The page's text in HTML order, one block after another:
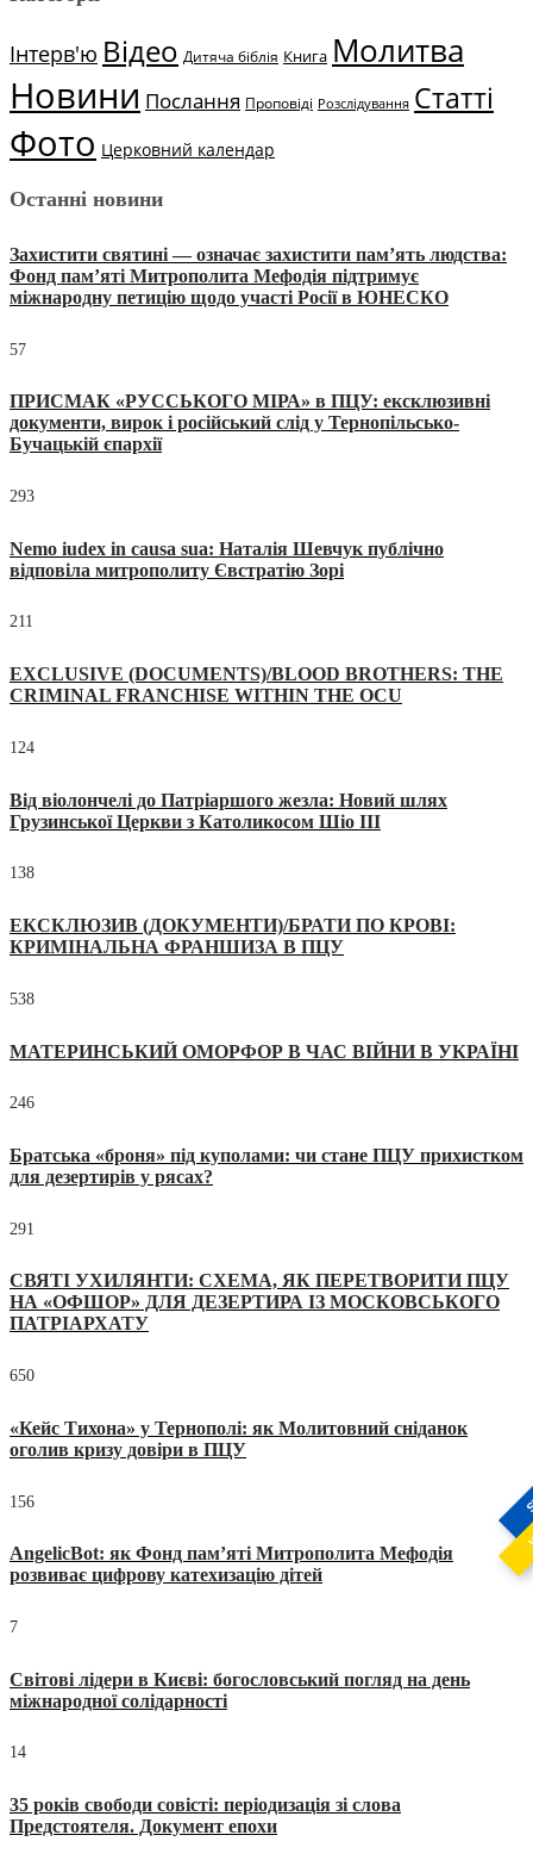
Інтерв'ю Відео Дитяча біблія Книга Молитва
Новини Послання Проповіді Розслідування Статті
Фото Церковний календар
Останні новини
Захистити святині — означає захистити пам’ять людства:
Фонд пам’яті Митрополита Мефодія підтримує
міжнародну петицію щодо участі Росії в ЮНЕСКО
57
ПРИСМАК «РУССЬКОГО МІРА» в ПЦУ: ексклюзивні
документи, вирок і російський слід у Тернопільсько-
Бучацькій єпархії
293
Nemo iudex in causa sua: Наталія Шевчук публічно
відповіла митрополиту Євстратію Зорі
211
EXCLUSIVE (DOCUMENTS)/BLOOD BROTHERS: THE
CRIMINAL FRANCHISE WITHIN THE OCU
124
Від віолончелі до Патріаршого жезла: Новий шлях
Грузинської Церкви з Католикосом Шіо III
138
ЕКСКЛЮЗИВ (ДОКУМЕНТИ)/БРАТИ ПО КРОВІ:
КРИМІНАЛЬНА ФРАНШИЗА В ПЦУ
538
МАТЕРИНСЬКИЙ ОМОРФОР В ЧАС ВІЙНИ В УКРАЇНІ
246
Братська «броня» під куполами: чи стане ПЦУ прихистком
для дезертирів у рясах?
291
СВЯТІ УХИЛЯНТИ: СХЕМА, ЯК ПЕРЕТВОРИТИ ПЦУ
НА «ОФШОР» ДЛЯ ДЕЗЕРТИРА ІЗ МОСКОВСЬКОГО
ПАТРІАРХАТУ
650
«Кейс Тихона» у Тернополі: як Молитовний сніданок
оголив кризу довіри в ПЦУ
156
AngelicBot: як Фонд пам’яті Митрополита Мефодія
розвиває цифрову катехизацію дітей
7
Світові лідери в Києві: богословський погляд на день
міжнародної солідарності
14
35 років свободи совісті: періодизація зі слова
Предстоятеля. Документ епохи